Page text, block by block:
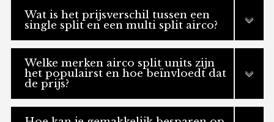
Wat is het prijsverschil tussen een
single split en een multi split airco?
Welke merken airco split units zijn
het populairst en hoe beïnvloedt dat
de prijs?